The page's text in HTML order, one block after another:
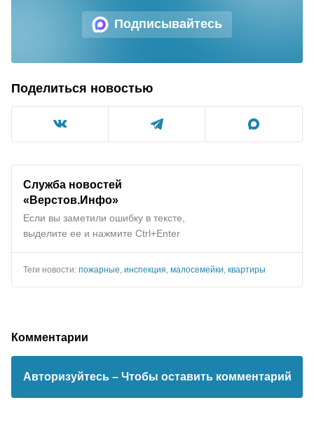
Подписывайтесь
Поделиться новостью
Служба новостей
«Верстов.Инфо»
Если вы заметили ошибку в тексте,
выделите ее и нажмите Ctrl+Enter
Теги новости: пожарные инспекция малосемейки квартиры
Комментарии
Авторизуйтесь – Чтобы оставить комментарий